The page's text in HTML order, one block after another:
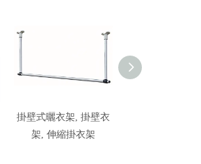
掛壁式曬衣架, 掛壁衣
架, 伸縮掛衣架